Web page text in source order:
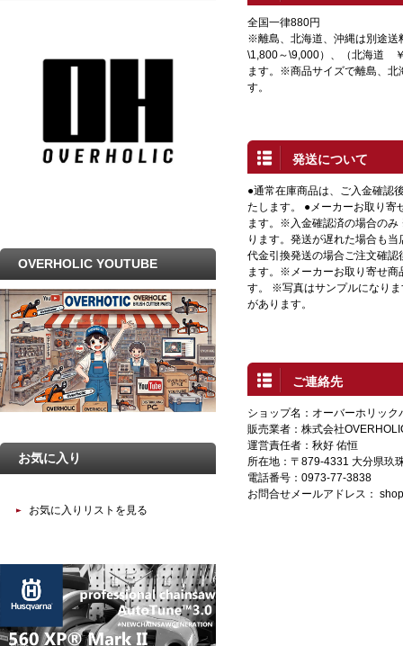
全国一律880円
※離島、北海道、沖縄は別途送
\1,800～\9,000）、（北海道
ます。※商品サイズで離島、北
す。
発送について
●通常在庫商品は、ご入金確認
たします。 ●メーカーお取り寄
ます。※入金確認済の場合の
ります。発送が遅れた場合も
代金引換発送の場合ご注文確
ます。※メーカーお取り寄せ商
す。 ※写真はサンプルになり
があります。
ご連絡先
ショップ名：オーバーホリック
販売業者：株式会社
運営責任者：秋好 佑恒
所在地：〒879-4331 大分県玖
電話番号：0973-77-3838
お問合せメールアドレス：
OVERHOLIC YOUTUBE
お気に入り
お気に入りリストを見る